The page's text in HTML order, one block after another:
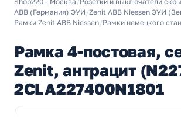
ABB (Германия) ЭУИ /Zenit ABB Niessen ЭУИ
Рамки Zenit ABB Niessen/Рамки немецкого
Рамка 4-постовая,
Zenit, антрацит
2CLA227400N1801